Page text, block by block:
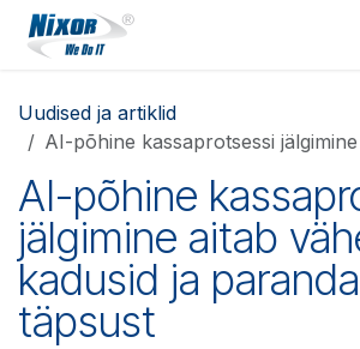
Skip to Content
Uudised ja artiklid
AI-põhine kassaprotsessi jälgimine aitab vähendada
AI-põhine
jälgimine aitab
kadusid ja
täpsust